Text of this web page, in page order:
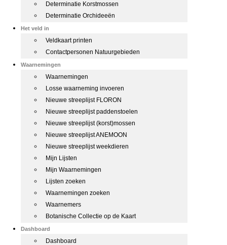
Determinatie Korstmossen
Determinatie Orchideeën
Het veld in
Veldkaart printen
Contactpersonen Natuurgebieden
Waarnemingen
Waarnemingen
Losse waarneming invoeren
Nieuwe streeplijst FLORON
Nieuwe streeplijst paddenstoelen
Nieuwe streeplijst (korst)mossen
Nieuwe streeplijst ANEMOON
Nieuwe streeplijst weekdieren
Mijn Lijsten
Mijn Waarnemingen
Lijsten zoeken
Waarnemingen zoeken
Waarnemers
Botanische Collectie op de Kaart
Dashboard
Dashboard